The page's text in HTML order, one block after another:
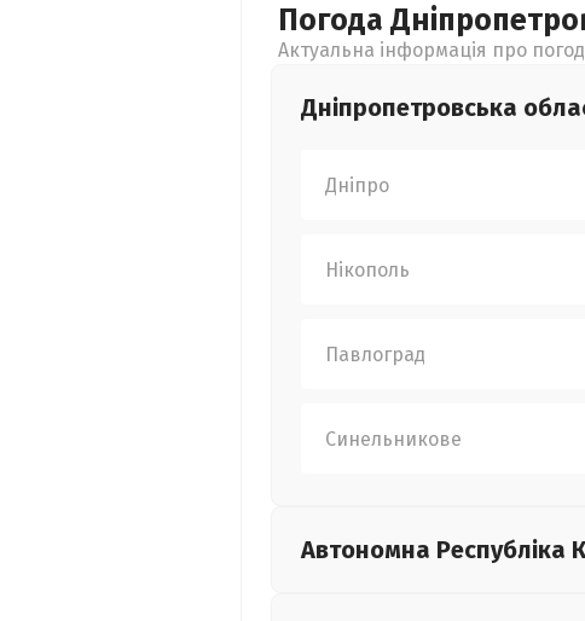
Погода
Актуальна інформація про
Дніпропетровська
Дніпро
Нікополь
Павлоград
Синельникове
Автономна Республіка